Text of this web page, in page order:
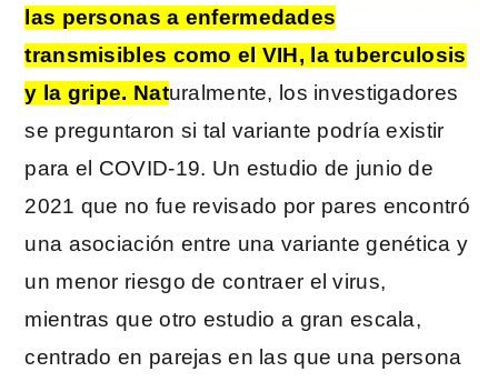
las personas a enfermedades
transmisibles como el VIH, la tuberculosis
y la gripe. Naturalmente, los investigadores
se preguntaron si tal variante podría existir
para el COVID-19. Un estudio de junio de
2021 que no fue revisado por pares encontró
una asociación entre una variante genética y
un menor riesgo de contraer el virus,
mientras que otro estudio a gran escala,
centrado en parejas en las que una persona